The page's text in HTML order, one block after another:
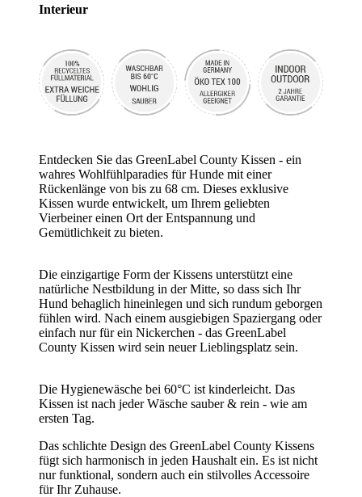
Interieur
Entdecken Sie das GreenLabel County Kissen - ein
wahres Wohlfühlparadies für Hunde mit einer
Rückenlänge von bis zu 68 cm. Dieses exklusive
Kissen wurde entwickelt, um Ihrem geliebten
Vierbeiner einen Ort der Entspannung und
Gemütlichkeit zu bieten.
Die einzigartige Form der Kissens unterstützt eine
natürliche Nestbildung in der Mitte, so dass sich Ihr
Hund behaglich hineinlegen und sich rundum geborgen
fühlen wird. Nach einem ausgiebigen Spaziergang oder
einfach nur für ein Nickerchen - das GreenLabel
County Kissen wird sein neuer Lieblingsplatz sein.
Die Hygienewäsche bei 60°C ist kinderleicht. Das
Kissen ist nach jeder Wäsche sauber & rein - wie am
ersten Tag.
Das schlichte Design des GreenLabel County Kissens
fügt sich harmonisch in jeden Haushalt ein. Es ist nicht
nur funktional, sondern auch ein stilvolles Accessoire
für Ihr Zuhause.